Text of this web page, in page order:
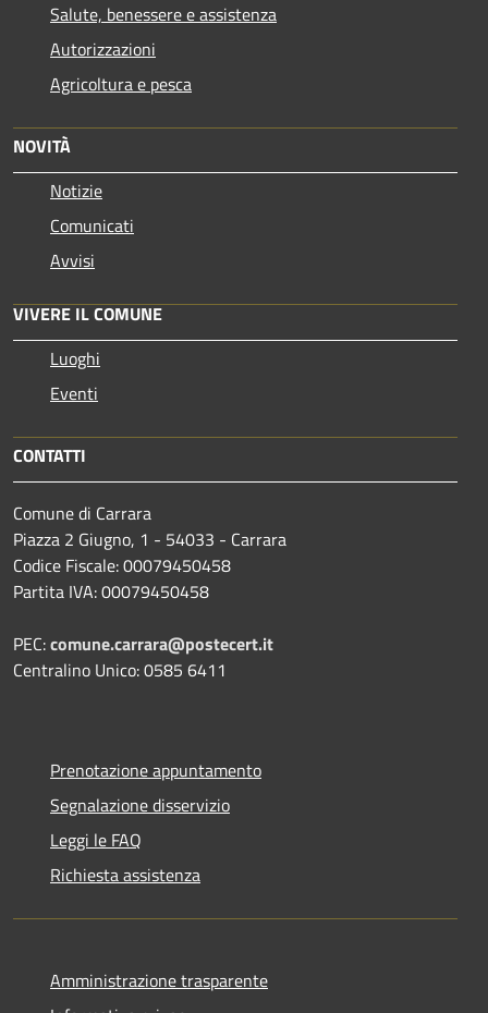
Salute, benessere e assistenza
Autorizzazioni
Agricoltura e pesca
NOVITÀ
Notizie
Comunicati
Avvisi
VIVERE IL COMUNE
Luoghi
Eventi
CONTATTI
Comune di Carrara
Piazza 2 Giugno, 1 - 54033 - Carrara
Codice Fiscale: 00079450458
Partita IVA: 00079450458
PEC:comune.carrara@postecert.it
Centralino Unico: 0585 6411
Prenotazione appuntamento
Segnalazione disservizio
Leggi le FAQ
Richiesta assistenza
Amministrazione trasparente